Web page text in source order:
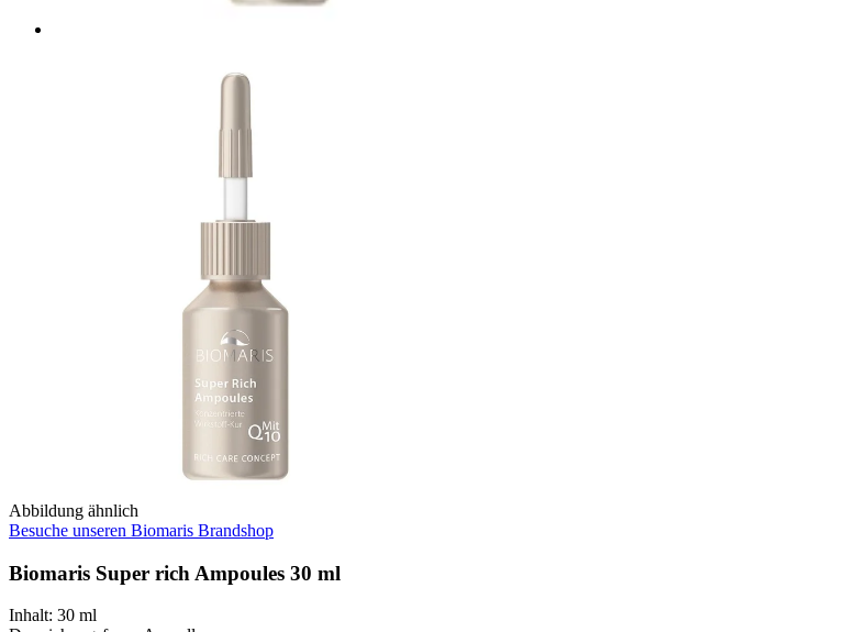
Abbildung ähnlich
Besuche unseren Biomaris Brandshop
Biomaris Super rich Ampoules 30 ml
Inhalt: 30 ml